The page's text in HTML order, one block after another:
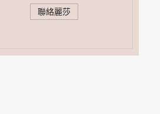
聯絡麗莎